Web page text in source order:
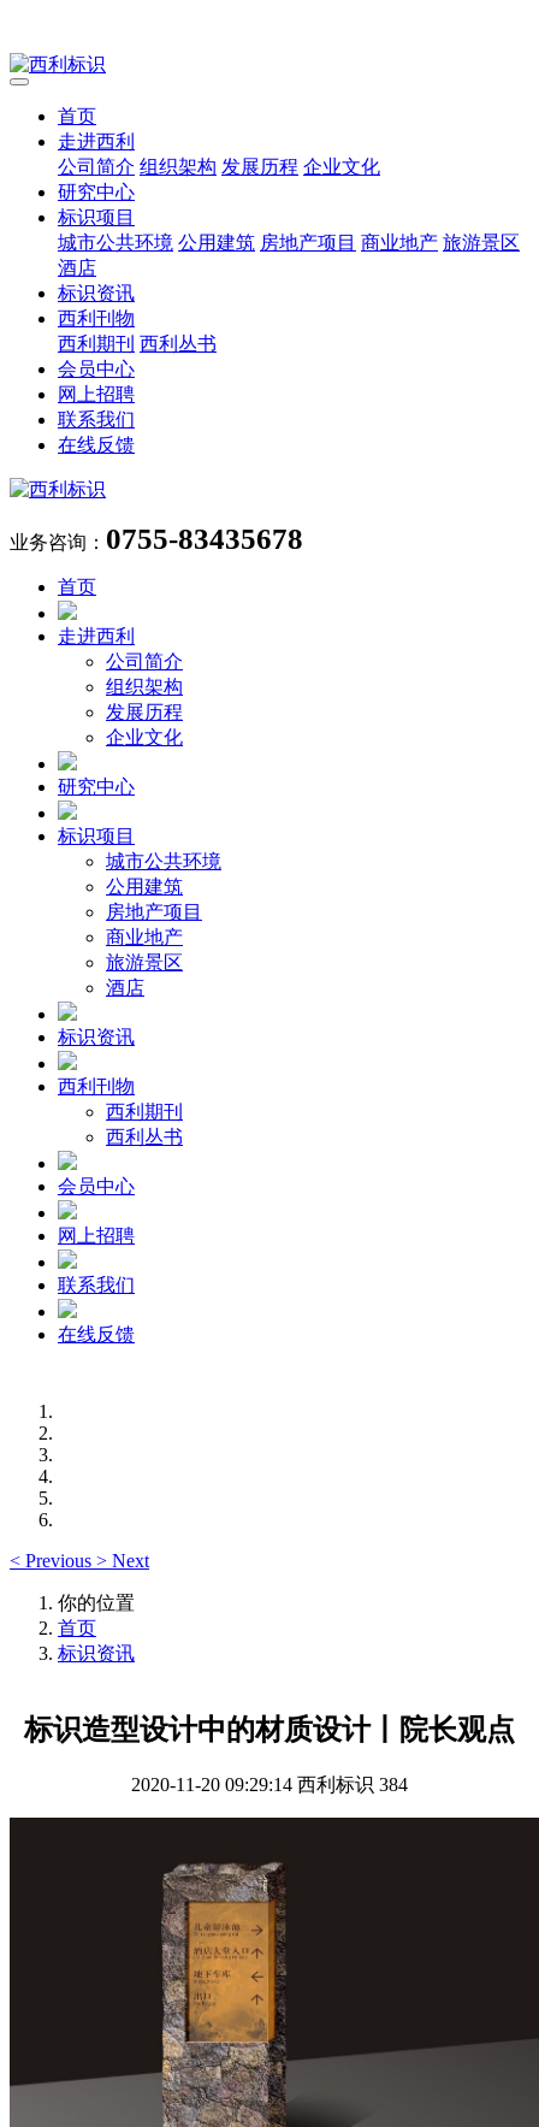
首页
走进西利
公司简介 组织架构 发展历程 企业文化
研究中心
标识项目
城市公共环境 公用建筑 房地产项目 商业地产 旅游景区
酒店
标识资讯
西利刊物
西利期刊 西利丛书
会员中心
网上招聘
联系我们
在线反馈
业务咨询： 0755-83435678
首页
走进西利
公司简介
组织架构
发展历程
企业文化
研究中心
标识项目
城市公共环境
公用建筑
房地产项目
商业地产
旅游景区
酒店
标识资讯
西利刊物
西利期刊
西利丛书
会员中心
网上招聘
联系我们
在线反馈
< Previous > Next
你的位置
首页
标识资讯
标识造型设计中的材质设计丨院长观点
2020-11-20 09:29:14 西利标识 384